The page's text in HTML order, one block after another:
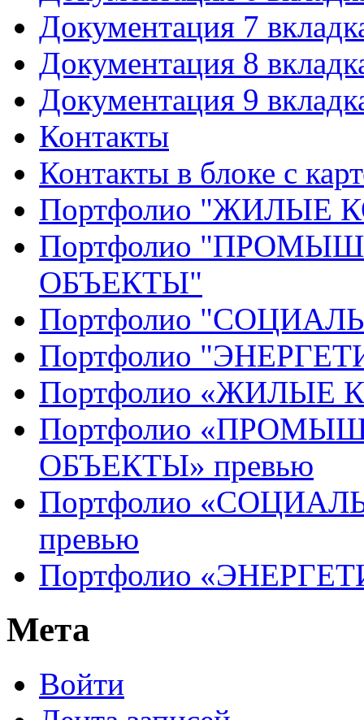
Документация 7
Документация 8
Документация 9
Контакты
Контакты в блоке с
Портфолио "ЖИЛЫЕ
Портфолио
ОБЪЕКТЫ"
Портфолио
Портфолио
Портфолио «ЖИЛЫЕ
Портфолио
ОБЪЕКТЫ» превью
Портфолио
превью
Портфолио
Мета
Войти